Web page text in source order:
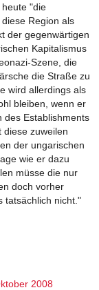
"die
Region als
der gegenwärtigen
Kapitalismus
Szene, die
die Straße zu
wird allerdings als
bleiben, wenn er
des Establishments
diese zuweilen
der ungarischen
wie er dazu
müsse die nur
doch vorher
tatsächlich nicht."
2008